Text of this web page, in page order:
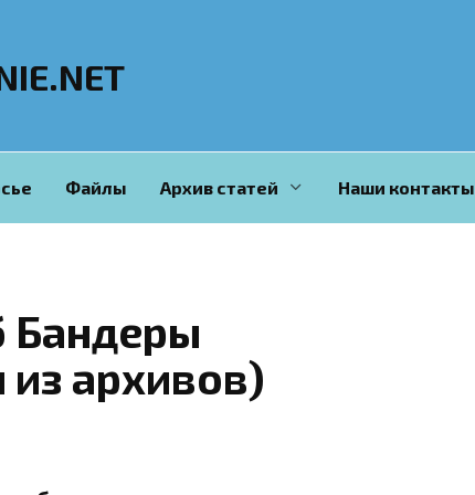
Файлы Архив статей Наши контакты
Бандеры
архивов)